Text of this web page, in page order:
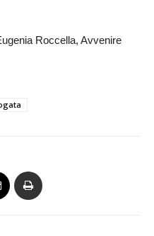
Roccella, Avvenire